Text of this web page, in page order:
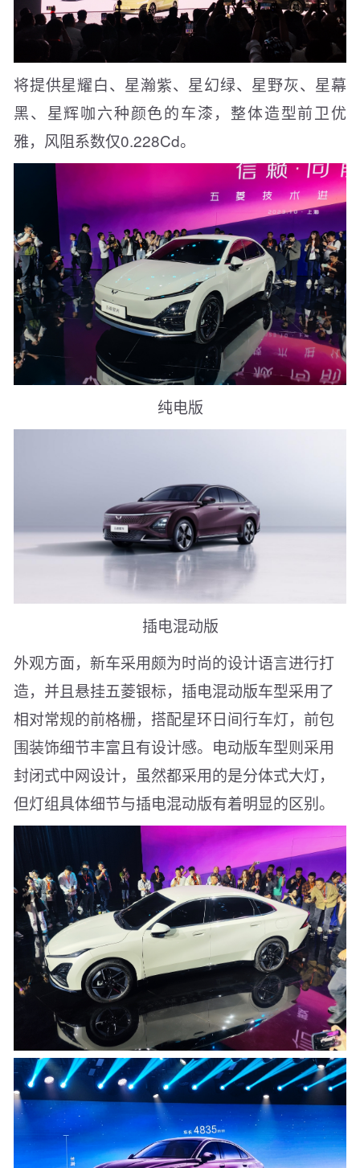
将提供星耀白、星瀚紫、星幻绿、星野灰、星幕
黑、星辉咖六种颜色的车漆，整体造型前卫优
雅，风阻系数仅0.228Cd。
纯电版
插电混动版
外观方面，新车采用颇为时尚的设计语言进行打
造，并且悬挂五菱银标，插电混动版车型采用了
相对常规的前格栅，搭配星环日间行车灯，前包
围装饰细节丰富且有设计感。电动版车型则采用
封闭式中网设计，虽然都采用的是分体式大灯，
但灯组具体细节与插电混动版有着明显的区别。